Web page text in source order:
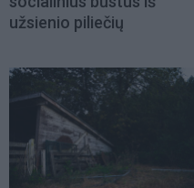
užsienio piliečių